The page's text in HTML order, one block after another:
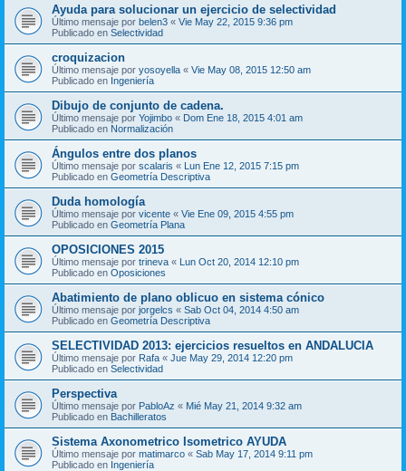
Ayuda para solucionar un ejercicio de selectividad
Último mensaje por belen3 « Vie May 22, 2015 9:36 pm
Publicado en Selectividad
croquizacion
Último mensaje por yosoyella « Vie May 08, 2015 12:50 am
Publicado en Ingeniería
Dibujo de conjunto de cadena.
Último mensaje por Yojimbo « Dom Ene 18, 2015 4:01 am
Publicado en Normalización
Ángulos entre dos planos
Último mensaje por scalaris « Lun Ene 12, 2015 7:15 pm
Publicado en Geometría Descriptiva
Duda homología
Último mensaje por vicente « Vie Ene 09, 2015 4:55 pm
Publicado en Geometría Plana
OPOSICIONES 2015
Último mensaje por trineva « Lun Oct 20, 2014 12:10 pm
Publicado en Oposiciones
Abatimiento de plano oblicuo en sistema cónico
Último mensaje por jorgelcs « Sab Oct 04, 2014 4:50 am
Publicado en Geometría Descriptiva
SELECTIVIDAD 2013: ejercicios resueltos en ANDALUCIA
Último mensaje por Rafa « Jue May 29, 2014 12:20 pm
Publicado en Selectividad
Perspectiva
Último mensaje por PabloAz « Mié May 21, 2014 9:32 am
Publicado en Bachilleratos
Sistema Axonometrico Isometrico AYUDA
Último mensaje por matimarco « Sab May 17, 2014 9:11 pm
Publicado en Ingeniería